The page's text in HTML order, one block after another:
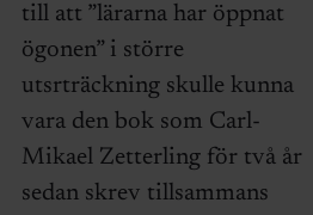
till att ”lärarna har öppnat
ögonen” i större
utsrträckning skulle kunna
vara den bok som Carl-
Mikael Zetterling för två år
sedan skrev tillsammans